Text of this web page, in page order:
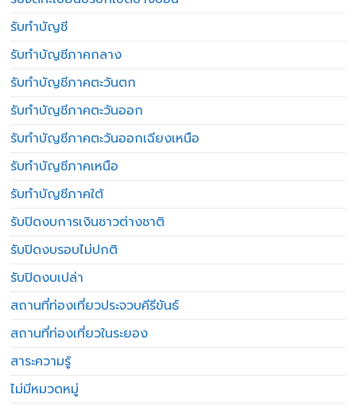
รับทำบัญชี
รับทำบัญชีภาคกลาง
รับทำบัญชีภาคตะวันตก
รับทำบัญชีภาคตะวันออก
รับทำบัญชีภาคตะวันออกเฉียงเหนือ
รับทำบัญชีภาคเหนือ
รับทำบัญชีภาคใต้
รับปิดงบการเงินชาวต่างชาติ
รับปิดงบรอบไม่ปกติ
รับปิดงบเปล่า
สถานที่ท่องเที่ยวประจวบคีรีขันธ์
สถานที่ท่องเที่ยวในระยอง
สาระความรู้
ไม่มีหมวดหมู่